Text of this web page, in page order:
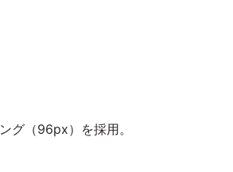
グ（96px）を採用。